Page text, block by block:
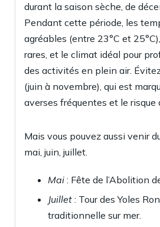
durant la saison sèche, de
Pendant cette période, les
agréables (entre 23°C et
rares, et le climat idéal pour
des activités en plein air.
(juin à novembre), qui est
averses fréquentes et le risque
Mais vous pouvez aussi venir
mai, juin, juillet.
Mai : Fête de l’Abolition
Juillet : Tour des Yoles
traditionnelle sur mer.